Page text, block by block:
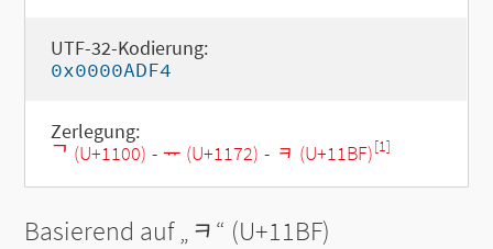
UTF-32-Kodierung:
0x0000ADF4
Zerlegung:
ᄀ (U+1100) - ᅲ (U+1172) - ᆿ (U+11BF)[1]
Basierend auf „ᆿ“ (U+11BF)